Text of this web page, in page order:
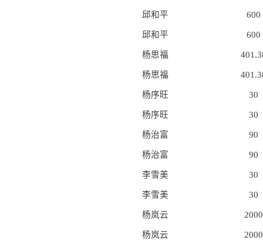
邱和平 600
邱和平 600
杨思福
杨思福
杨序旺 30
杨序旺 30
杨治富 90
杨治富 90
李雪美 30
李雪美 30
杨岚云 2000
杨岚云 2000